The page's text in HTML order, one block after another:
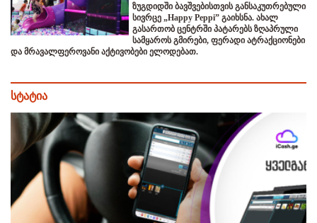
ზუგდიდში ბავშვებისთვის განსაკუთრებული
სივრცე „Happy Peppi” გაიხსნა. ახალ
გასართობ ცენტრში პატარებს ზღაპრული
სამყაროს გმირები, ფერადი ატრაქციონები
და მრავალფეროვანი აქტივობები ელოდებათ.
სტატია